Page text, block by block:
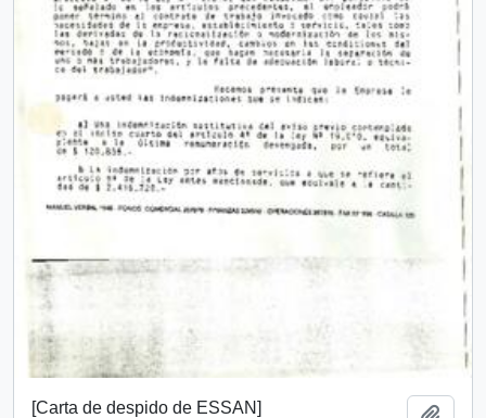
[Carta de despido de ESSAN]